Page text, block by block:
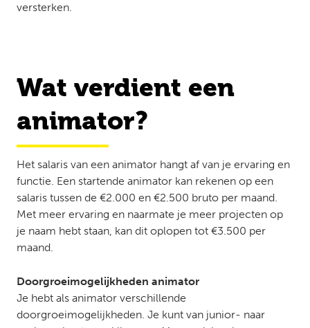
versterken​​.
Wat verdient een
animator?
Het salaris van een animator hangt af van je ervaring en
functie. Een startende animator kan rekenen op een
salaris tussen de €2.000 en €2.500 bruto per maand.
Met meer ervaring en naarmate je meer projecten op
je naam hebt staan, kan dit oplopen tot €3.500 per
maand.
Doorgroeimogelijkheden animator
Je hebt als animator verschillende
doorgroeimogelijkheden. Je kunt van junior- naar